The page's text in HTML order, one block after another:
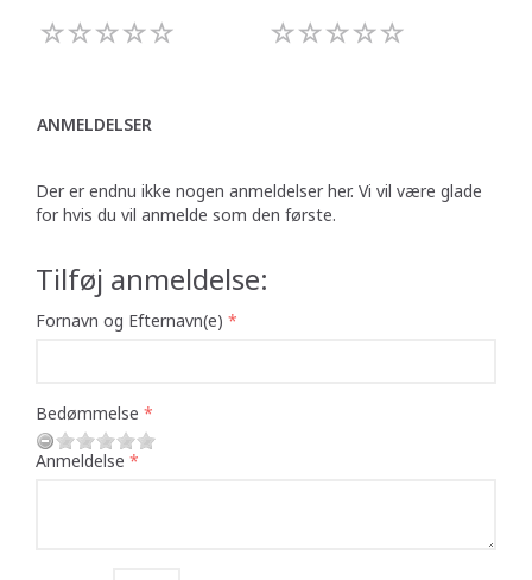
ANMELDELSER
Der er endnu ikke nogen anmeldelser her. Vi vil være glade
for hvis du vil anmelde som den første.
Tilføj anmeldelse:
Fornavn og Efternavn(e)
Bedømmelse
Anmeldelse